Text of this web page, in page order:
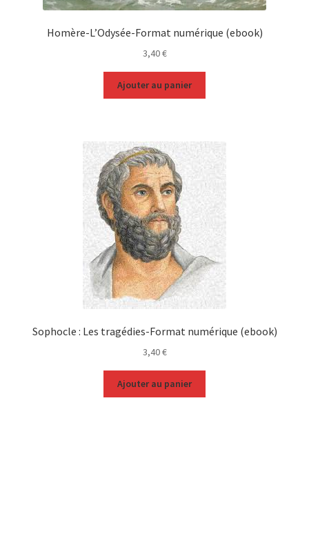
Homère-L’Odysée-Format numérique (ebook)
3,40€
Ajouter au panier
Sophocle : Les tragédies-Format numérique (ebook)
3,40€
Ajouter au panier